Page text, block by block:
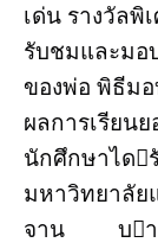
เด่น รางวัล
รับชมและมอ
ของพ่อ พิธีม
ผลการเรียน
นักศึกษาได
มหาวิทยาลัย
จาน บานเ